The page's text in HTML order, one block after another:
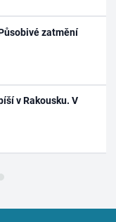
zatmění
v Rakousku. V